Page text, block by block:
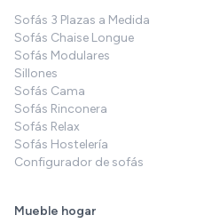
Sofás 3 Plazas a Medida
Sofás Chaise Longue
Sofás Modulares
Sillones
Sofás Cama
Sofás Rinconera
Sofás Relax
Sofás Hostelería
Configurador de sofás
Mueble hogar